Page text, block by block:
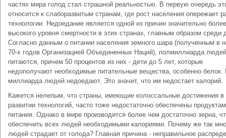
частях мира голод стал страшной реальностью. В первую очередь
относится к слаборазвитым странам, где рост населения опережает
технологии. Недоедание является одной из причин значительно более
высокого уровня смертности в этих странах, главным образом среди
Согласно данным о питании населения земного шара (полученным в
70-х годов Организацией Объединенных Наций), полмиллиарда
питаются, причем 50 процентов из них - дети до 5 лет, которые
недополучают необходимые питательные вещества, особенно белок.
миллиарда людей недоедают. Это значит, что им недостает калорий.
Кажется нелепым, что страны, имеющие колоссальные достижения в
развитии технологий, часто тоже недостаточно обеспечены
питания. Однако в мире производится более чем достаточно зерна,
обеспечить всех людей необходимыми калориями. Почему же так
людей страдает от голода? Главная причина - неправильное